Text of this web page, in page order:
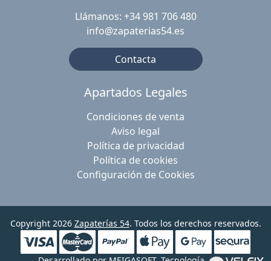
Llámanos: +34 981 706 480
info@zapaterias54.es
Contacta
Apartados Legales
Condiciones de venta
Aviso legal
Política de privacidad
Política de cookies
Configuración de Cookies
Copyright 2026 Zapaterías 54. Todos los derechos reservados.